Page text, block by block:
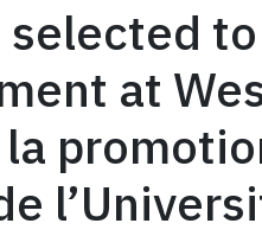
selected
at